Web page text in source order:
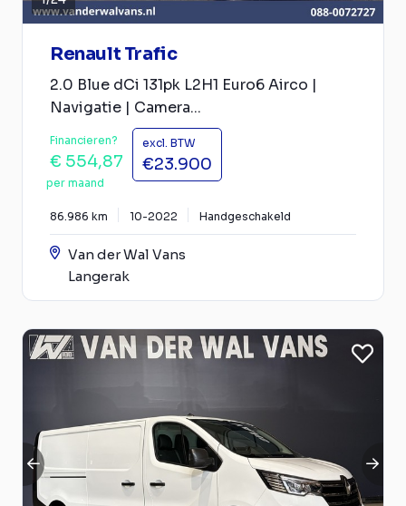
Renault Trafic
2.0 Blue dCi 131pk L2H1 Euro6 Airco |
Navigatie | Camera...
Financieren?
€ 554,87
per maand
excl. BTW
€23.900
86.986 km 10-2022 Handgeschakeld
Van der Wal Vans
Langerak